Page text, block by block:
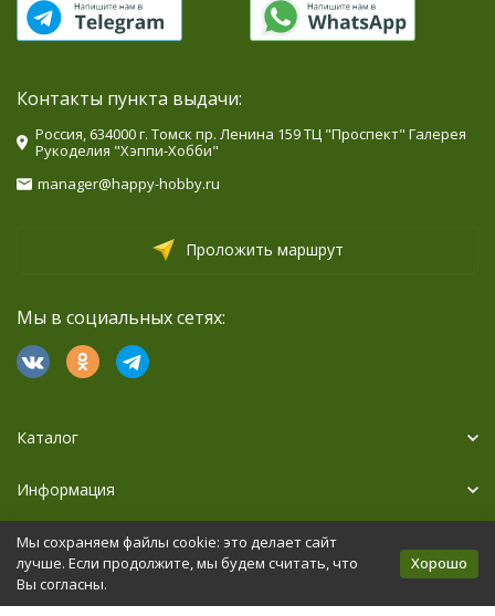
Контакты пункта выдачи:
Россия, 634000 г. Томск пр. Ленина 159 ТЦ "Проспект" Галерея
Рукоделия "Хэппи-Хобби"
manager@happy-hobby.ru
Проложить маршрут
Мы в социальных сетях:
Каталог
Информация
Дополнительно
Политика персональных данных Карта сайта
Мы сохраняем файлы cookie: это делает сайт
лучше. Если продолжите, мы будем считать, что
Вы согласны.
Хорошо